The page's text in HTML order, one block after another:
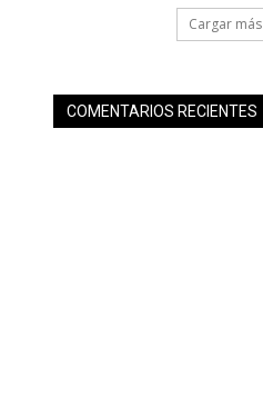
Cargar más
COMENTARIOS RECIENTES